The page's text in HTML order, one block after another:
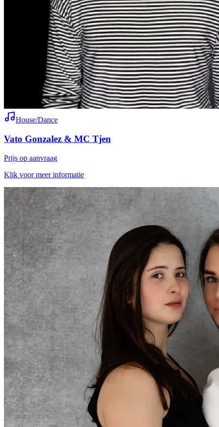
House/Dance
Vato Gonzalez & MC Tjen
Prijs op aanvraag
Klik voor meer informatie